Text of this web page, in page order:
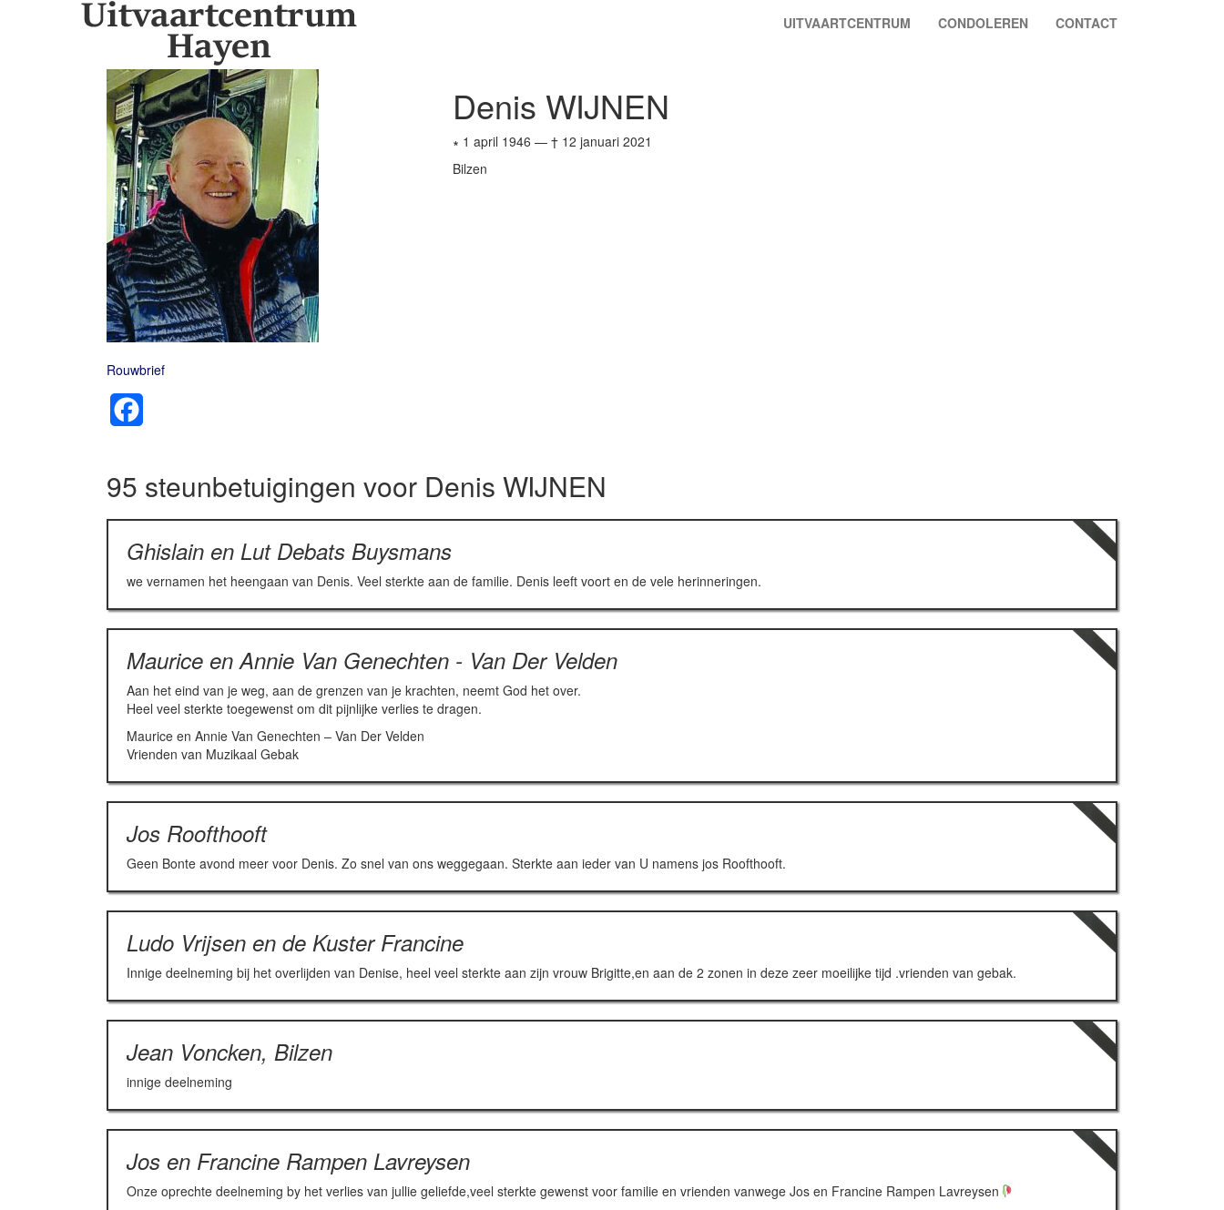
UITVAARTCENTRUM CONDOLEREN CONTACT
Denis WIJNEN
∗ 1 april 1946 — † 12 januari 2021
Bilzen
Rouwbrief
95 steunbetuigingen voor Denis WIJNEN
Ghislain en Lut Debats Buysmans
we vernamen het heengaan van Denis. Veel sterkte aan de familie. Denis leeft voort en de vele herinneringen.
Maurice en Annie Van Genechten - Van Der Velden
Aan het eind van je weg, aan de grenzen van je krachten, neemt God het over.
Heel veel sterkte toegewenst om dit pijnlijke verlies te dragen.
Maurice en Annie Van Genechten – Van Der Velden
Vrienden van Muzikaal Gebak
Jos Roofthooft
Geen Bonte avond meer voor Denis. Zo snel van ons weggegaan. Sterkte aan ieder van U namens jos Roofthooft.
Ludo Vrijsen en de Kuster Francine
Innige deelneming bij het overlijden van Denise, heel veel sterkte aan zijn vrouw Brigitte,en aan de 2 zonen in deze zeer moeilijke tijd .vrienden van gebak.
Jean Voncken, Bilzen
innige deelneming
Jos en Francine Rampen Lavreysen
Onze oprechte deelneming by het verlies van jullie geliefde,veel sterkte gewenst voor familie en vrienden vanwege Jos en Francine Rampen Lavreysen